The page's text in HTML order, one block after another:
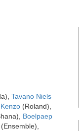
Tavano Niels
(Roland),
Boelpaep
(Ensemble),